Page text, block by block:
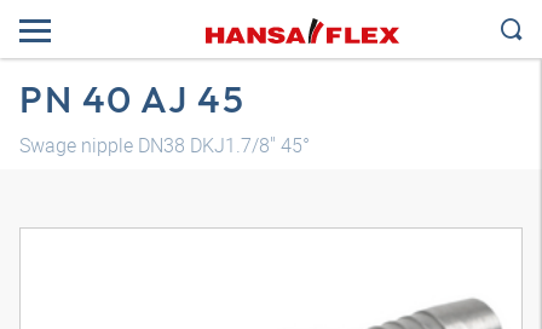
PN 40 AJ 45
Swage nipple DN38 DKJ1.7/8" 45°